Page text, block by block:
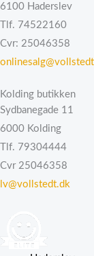
6100 Haderslev
Tlf. 74522160
Cvr: 25046358
Kolding butikken
Sydbanegade 11
6000 Kolding
Tlf. 79304444
Cvr 25046358
lv@vollstedt.dk